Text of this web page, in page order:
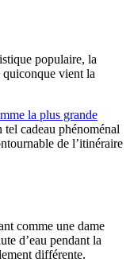
populaire, la
vient la
la plus grande
tel cadeau phénoménal
de l’itinéraire
comme une dame
d’eau pendant la
différente.